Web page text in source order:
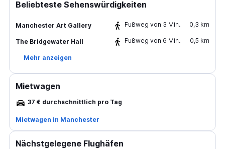
Beliebteste Sehenswürdigkeiten
Manchester Art Gallery Fußweg von 3 Min. 0,3 km
The Bridgewater Hall Fußweg von 6 Min. 0,5 km
Mehr anzeigen
Mietwagen
37 € durchschnittlich pro Tag
Mietwagen in Manchester
Nächstgelegene Flughäfen